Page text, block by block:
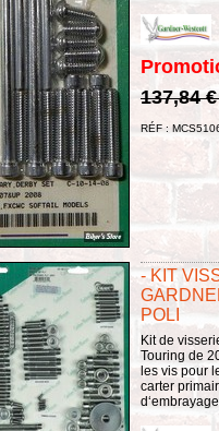
137,84
RÉF :
- KIT
POLI
Kit de
Touring de
les vis pour
carter